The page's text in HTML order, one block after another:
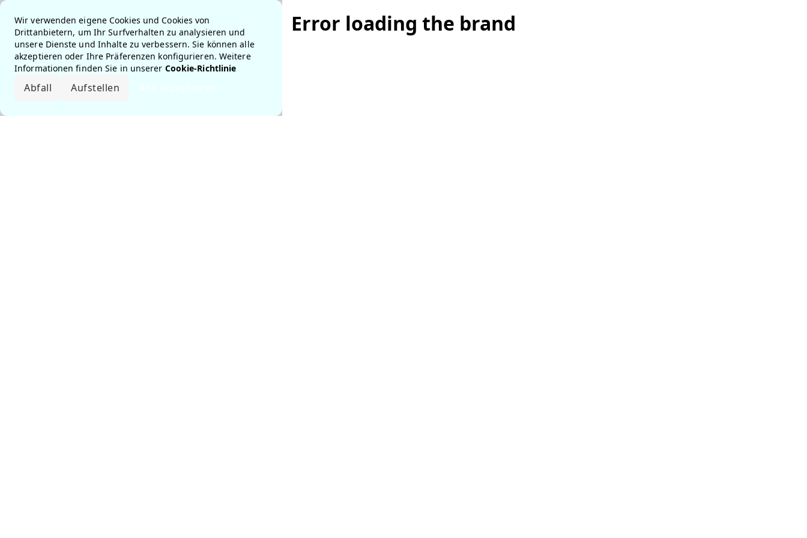
Wir verwenden eigene Cookies und Cookies von
Drittanbietern, um Ihr Surfverhalten zu analysieren und
unsere Dienste und Inhalte zu verbessern. Sie können alle
akzeptieren oder Ihre Präferenzen konfigurieren. Weitere
Informationen finden Sie in unserer Cookie-Richtlinie
Abfall Aufstellen
Error loading the brand